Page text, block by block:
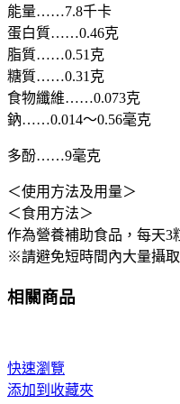
壓
保
護
肝
臟
提
免
疫
力
90
粒
大
阪
實
妝
店
能量……7.8千卡
蛋白質……0.46克
脂質……0.51克
糖質……0.31克
食物纖維……0.073克
鈉……0.014～0.56毫克
多酚……9毫克
＜使用方法及用量＞
＜食用方法＞
作為營養補助食品，每天3
※請避免短時間內大量攝取
相關商品
快速瀏覽
添加到收藏夾